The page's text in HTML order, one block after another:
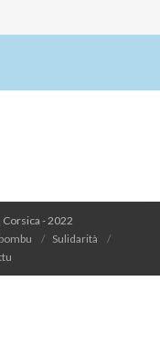
Corsica - 2022
Sulidarità